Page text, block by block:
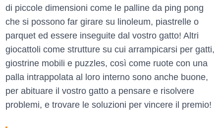
di piccole dimensioni come le palline da ping pong
che si possono far girare su linoleum, piastrelle o
parquet ed essere inseguite dal vostro gatto! Altri
giocattoli come strutture su cui arrampicarsi per gatti,
giostrine mobili e puzzles, così come ruote con una
palla intrappolata al loro interno sono anche buone,
per abituare il vostro gatto a pensare e risolvere
problemi, e trovare le soluzioni per vincere il premio!